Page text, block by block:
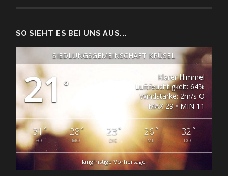
SO SIEHT ES BEI UNS AUS...
SIEDLUNGSGEMEINSCHAFT KRÜSEL
21 °
Klarer Himmel
Luftfeuchtigkeit: 64%
Windstärke: 2m/s O
MAX 29 • MIN 11
31°
SO
28°
MO
23°
DIE
26°
MI
32 °
DO
langfristige Vorhersage